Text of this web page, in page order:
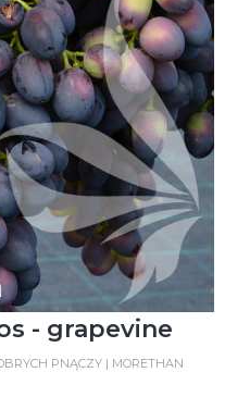
- grapevine
PNĄCZY | MORETHAN